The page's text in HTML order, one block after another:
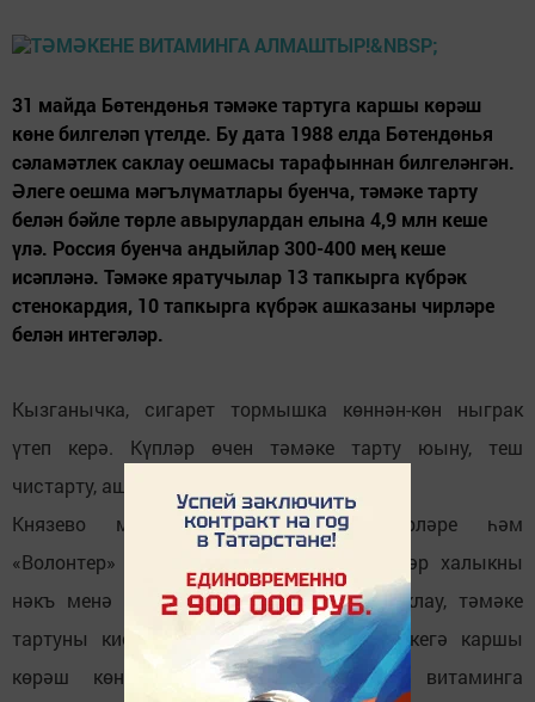
31 майда Бөтендөнья тәмәке тартуга каршы көрәш
көне билгеләп үтелде. Бу дата 1988 елда Бөтендөнья
сәламәтлек саклау оешмасы тарафыннан билгеләнгән.
Әлеге оешма мәгълүматлары буенча, тәмәке тарту
белән бәйле төрле авырулардан елына 4,9 млн кеше
үлә. Россия буенча андыйлар 300-400 мең кеше
исәпләнә. Тәмәке яратучылар 13 тапкырга күбрәк
стенокардия, 10 тапкырга күбрәк ашказаны чирләре
белән интегәләр.
Кызганычка, сигарет тормышка көннән-көн ныграк
үтеп керә. Күпләр өчен тәмәке тарту юыну, теш
чистарту, ашау, эчү кебек үк гадәти хәл.
Князево мәдәният йорты хезмәткәрләре һәм
«Волонтер» клуб берләшмәсенә йөрү-челәр халыкны
нәкъ менә шушы күңелсез-лекләрдән саклау, тәмәке
тартуны кисәтү максатыннан һәм тәмәкегә каршы
көрәш көне кысаларында «Тәмәкене витаминга